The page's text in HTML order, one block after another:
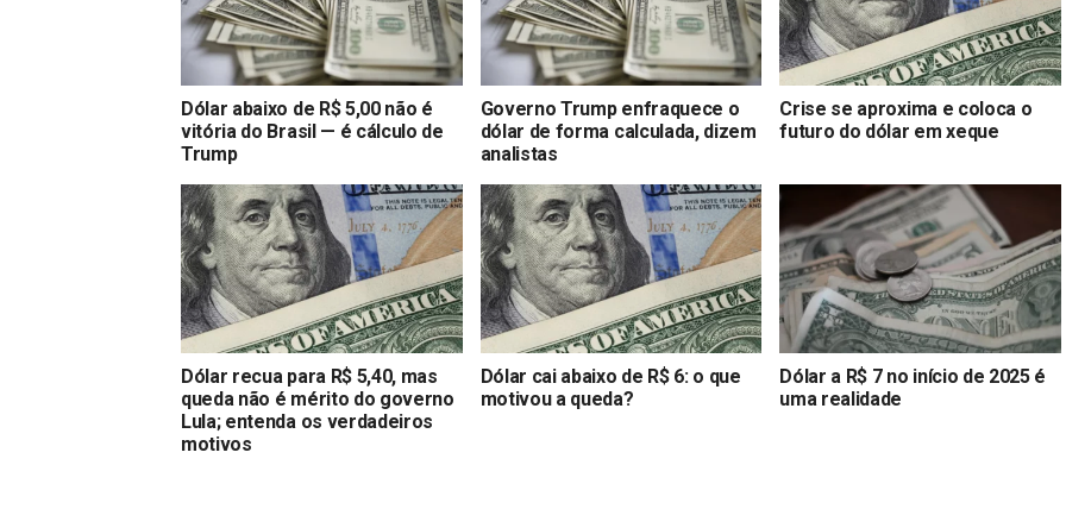
Dólar abaixo de R$ 5,00 não é
vitória do Brasil — é cálculo de
Trump
Governo Trump enfraquece o
dólar de forma calculada, dizem
analistas
Crise se aproxima e coloca o
futuro do dólar em xeque
Dólar recua para R$ 5,40, mas
queda não é mérito do governo
Lula; entenda os verdadeiros
motivos
Dólar cai abaixo de R$ 6: o que
motivou a queda?
Dólar a R$ 7 no início de 2025 é
uma realidade